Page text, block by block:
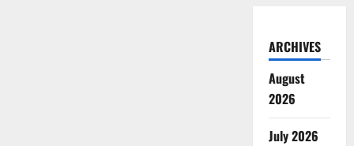
ARCHIVES
August
2026
July 2026